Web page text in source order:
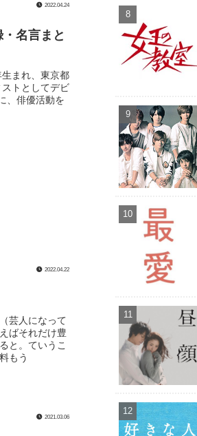
2022.04.24
名言まと
まれ、東京都
トとしてデビ
、俳優活動を
2022.04.22
芸人になって
ばそれだけ豊
と。ていうこ
もう
2021.03.06